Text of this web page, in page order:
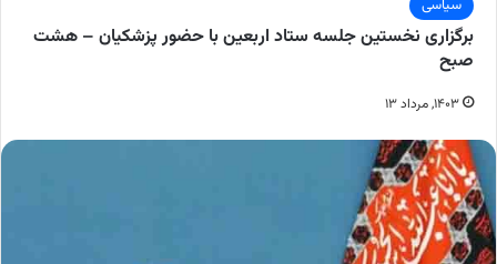
سیاسی
برگزاری نخستین جلسه ستاد اربعین با حضور پزشکیان – هشت
صبح
۱۴۰۳, مرداد ۱۳